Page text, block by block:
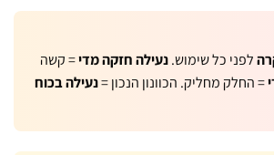
שימוש.נעילה חזקה מדי= קשה
הכוונון הנכון =נעילה בכוח